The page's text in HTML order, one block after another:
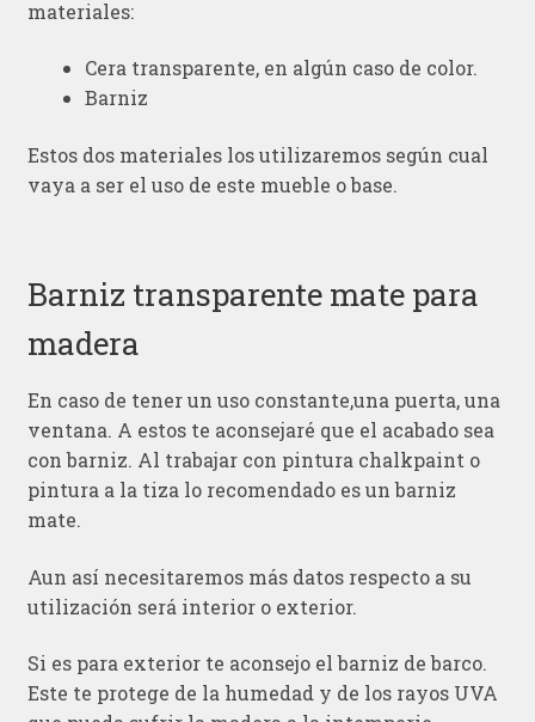
materiales:
Cera transparente, en algún caso de color.
Barniz
Estos dos materiales los utilizaremos según cual
vaya a ser el uso de este mueble o base.
Barniz transparente mate para
madera
En caso de tener un uso constante,una puerta, una
ventana. A estos te aconsejaré que el acabado sea
con barniz. Al trabajar con pintura chalkpaint o
pintura a la tiza lo recomendado es un barniz
mate.
Aun así necesitaremos más datos respecto a su
utilización será interior o exterior.
Si es para exterior te aconsejo el barniz de barco.
Este te protege de la humedad y de los rayos UVA